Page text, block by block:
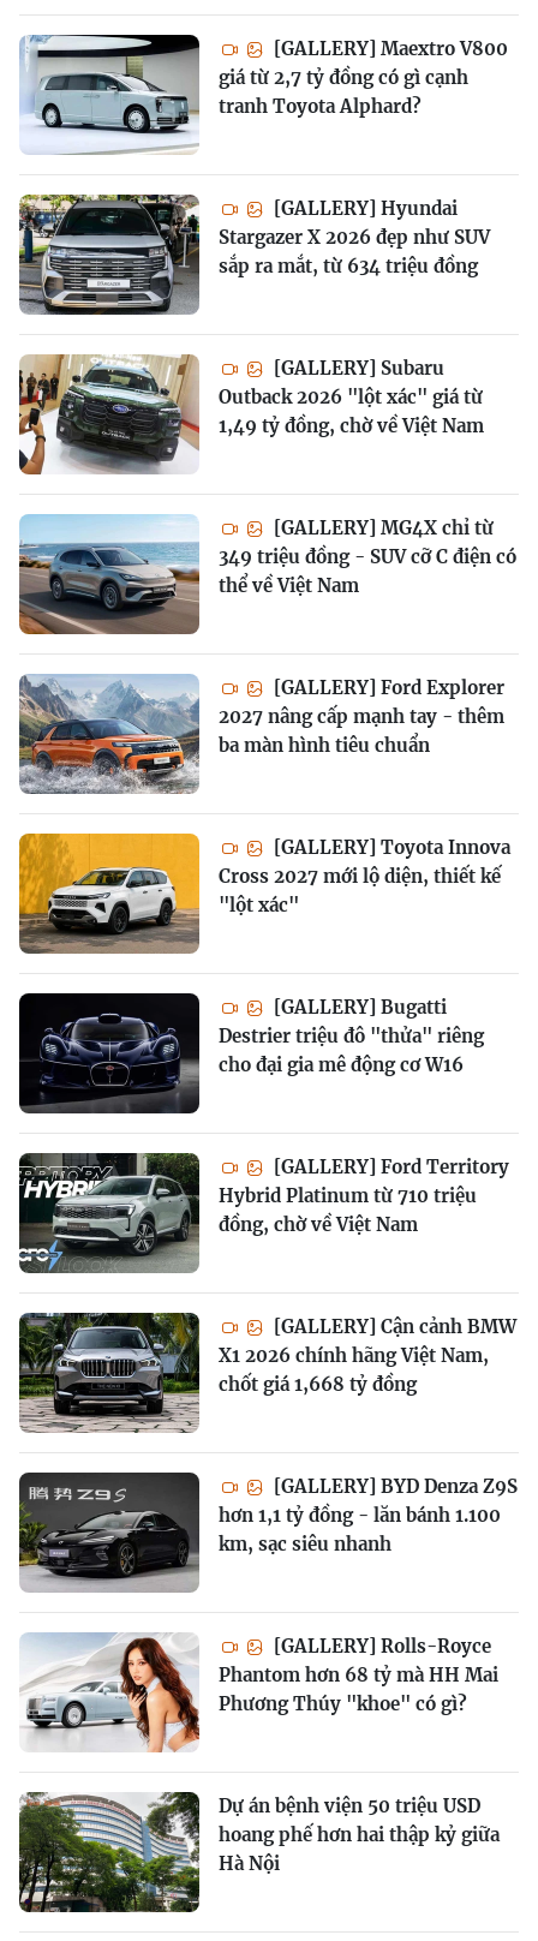
[GALLERY] Maextro V800
giá từ 2,7 tỷ đồng có gì cạnh
tranh Toyota Alphard?
[GALLERY] Hyundai
Stargazer X 2026 đẹp như SUV
sắp ra mắt, từ 634 triệu đồng
[GALLERY] Subaru
Outback 2026 "lột xác" giá từ
1,49 tỷ đồng, chờ về Việt Nam
[GALLERY] MG4X chỉ từ
349 triệu đồng - SUV cỡ C điện có
thể về Việt Nam
[GALLERY] Ford Explorer
2027 nâng cấp mạnh tay - thêm
ba màn hình tiêu chuẩn
[GALLERY] Toyota Innova
Cross 2027 mới lộ diện, thiết kế
"lột xác"
[GALLERY] Bugatti
Destrier triệu đô "thửa" riêng
cho đại gia mê động cơ W16
[GALLERY] Ford Territory
Hybrid Platinum từ 710 triệu
đồng, chờ về Việt Nam
[GALLERY] Cận cảnh BMW
X1 2026 chính hãng Việt Nam,
chốt giá 1,668 tỷ đồng
[GALLERY] BYD Denza Z9S
hơn 1,1 tỷ đồng - lăn bánh 1.100
km, sạc siêu nhanh
[GALLERY] Rolls-Royce
Phantom hơn 68 tỷ mà HH Mai
Phương Thúy "khoe" có gì?
Dự án bệnh viện 50 triệu USD
hoang phế hơn hai thập kỷ giữa
Hà Nội